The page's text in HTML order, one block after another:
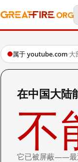
属于 youtube.com·大
在中国大
不
它已被屏蔽——最